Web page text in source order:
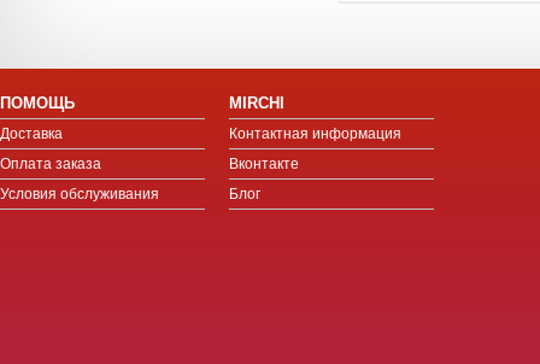
ПОМОЩЬ
Доставка
Оплата заказа
Условия обслуживания
MIRCHI
Контактная информация
Вконтакте
Блог